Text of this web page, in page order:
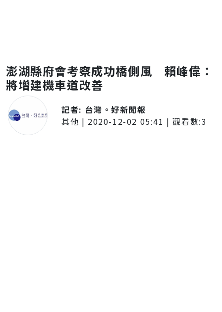
澎湖縣府會考察成功橋側風 賴峰偉：
將增建機車道改善
記者: 台灣。好新聞報
其他 | 2020-12-02 05:41 | 觀看數:3